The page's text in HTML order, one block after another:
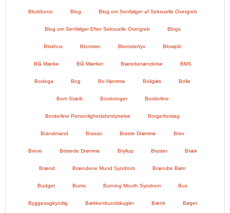
Bloddonor Blog Blog om Senfølger af Seksuelle Overgreb
Blog om Senfølger Efter Seksuelle Overgreb Blogs
Blokhus Blomster Blomstertyv Blowjob
Blå Mærke Blå Mærker Blærebetændelse BMS
Bodega Bog Bo Hjemme Boligløs Bolle
Bom Stærk Bookninger Borderline
Borderline Personlighedsforstyrrelse Borgerforslag
Brandmand Brasso Braste Drømme Brev
Breve Bristede Drømme Bryllup Bryster Bræk
Brænd Brændene Mund Syndrom Brændte Børn
Budget Bums Burning Mouth Syndrom Bus
Byggesagkyndig Bækkenbundskugler Bænk Bøger